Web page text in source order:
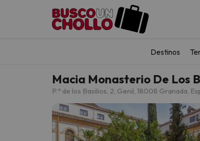
Destinos
Macia Monasterio De Los
P.º de los Basilios, 2, Genil, 18008 Granada,